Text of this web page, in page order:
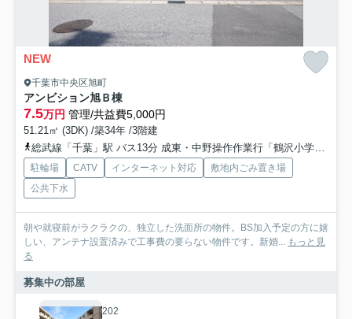
NEW
千葉市中央区旭町
アンビション旭Ｂ棟
7.5万円 管理/共益費5,000円
51.21㎡ (3DK) /築34年 /3階建
総武線「千葉」駅 バス13分 成東・中野操作作業行「鶴沢小学校前」 停歩2分
駐輪場 CATV インターネット対応
敷地内ごみ置き場
公共下水
朝や就寝前がラクラクの、独立した洗面所の物件。BS加入予定の方に嬉
しい、アンテナ設置済みで工事費の要らない物件です。新婚... もっと見
る
募集中の部屋
202